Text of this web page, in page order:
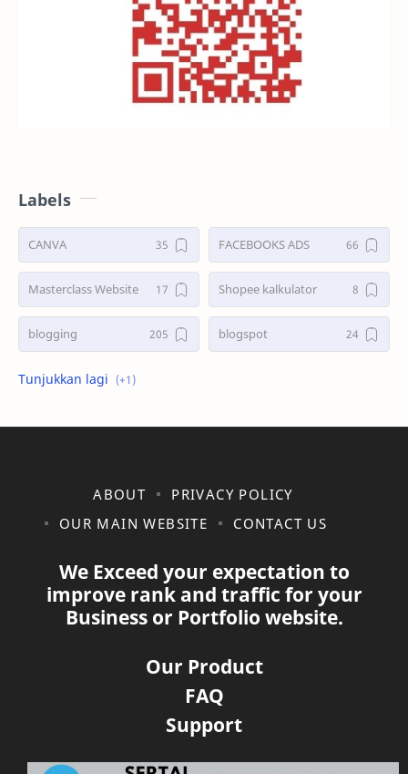
Labels
CANVA FACEBOOKS ADS
Masterclass Website Shopee kalkulator
blogging blogspot
shopee
ABOUT
PRIVACY POLICY
OUR MAIN WEBSITE
CONTACT US
We Exceed your expectation to
improve rank and traffic for your
Business or Portfolio website.
Our Product
FAQ
Support